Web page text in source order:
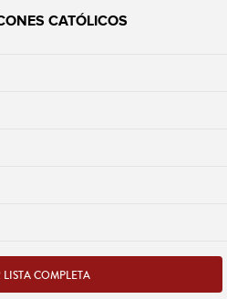
CATÓLICOS
LISTA COMPLETA